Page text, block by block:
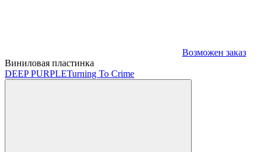
Возможен заказ
Виниловая пластинка
DEEP PURPLETurning To Crime